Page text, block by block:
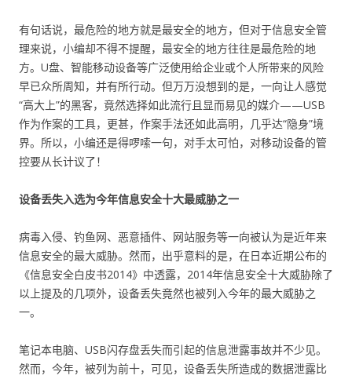
有句话说，最危险的地方就是最安全的地方，但对于信息安全管
理来说，小编却不得不提醒，最安全的地方往往是最危险的地
方。U盘、智能移动设备等广泛使用给企业或个人所带来的风险
早已众所周知，并有所行动。但万万没想到的是，一向让人感觉
“高大上”的黑客，竟然选择如此流行且显而易见的媒介——USB
作为作案的工具，更甚，作案手法还如此高明，几乎达“隐身”境
界。所以，小编还是得啰嗦一句，对手太可怕，对移动设备的管
控要从长计议了！
设备丢失入选为今年信息安全十大最威胁之一
病毒入侵、钓鱼网、恶意插件、网站服务等一向被认为是近年来
信息安全的最大威胁。然而，出乎意料的是，在日本近期公布的
《信息安全白皮书2014》中透露，2014年信息安全十大威胁除了
以上提及的几项外，设备丢失竟然也被列入今年的最大威胁之
一。
笔记本电脑、USB闪存盘丢失而引起的信息泄露事故并不少见。
然而，今年，被列为前十，可见，设备丢失所造成的数据泄露比